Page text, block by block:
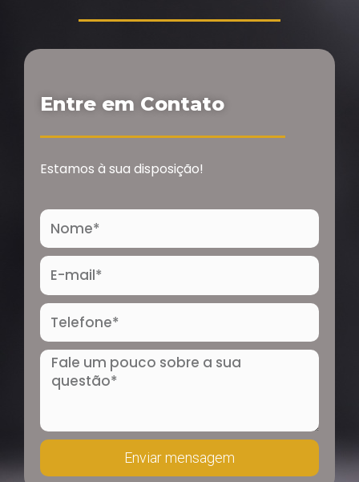
Entre em Contato
Estamos à sua disposição!
Nome
E-
mail
Telefone
Mensagem
Enviar mensagem